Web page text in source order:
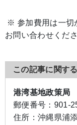
※ 参加費用は一切
お問い合わせくださ
この記事に関す
港湾基地政策局
郵便番号： 901-
住所： 沖縄県浦